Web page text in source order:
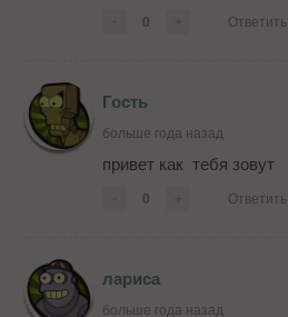
0 Ответить
Гость
больше года назад
привет как тебя зовут
0 Ответить
лариса
больше года назад